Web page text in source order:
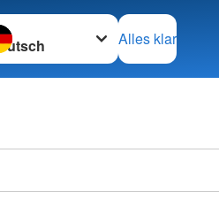
wechseln zu
Alles klar